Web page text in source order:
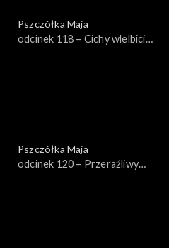
Pszczółka Maja
odcinek 118 – Cichy wlelbiciel
Pszczółka Maja
odcinek 120 – Przeraźliwy